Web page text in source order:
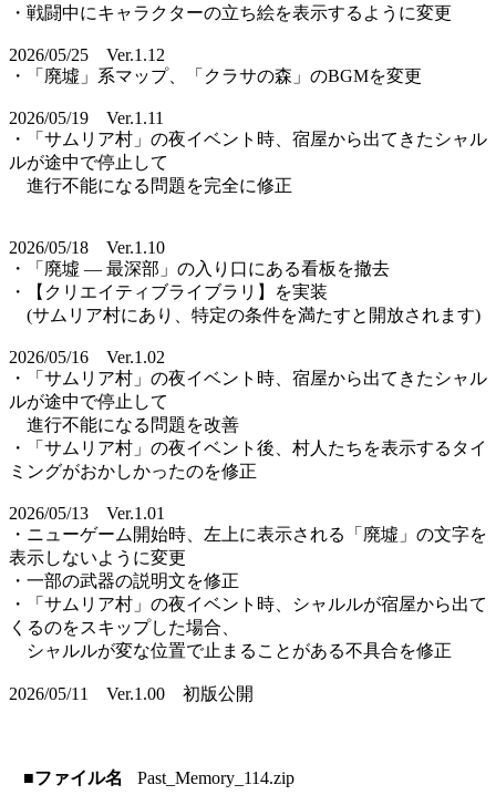
・戦闘中にキャラクターの立ち絵を表示するように変更
2026/05/25 Ver.1.12
・「廃墟」系マップ、「クラサの森」のBGMを変更
2026/05/19 Ver.1.11
・「サムリア村」の夜イベント時、宿屋から出てきたシャル
ルが途中で停止して
進行不能になる問題を完全に修正
2026/05/18 Ver.1.10
・「廃墟 ― 最深部」の入り口にある看板を撤去
・【クリエイティブライブラリ】を実装
(サムリア村にあり、特定の条件を満たすと開放されます)
2026/05/16 Ver.1.02
・「サムリア村」の夜イベント時、宿屋から出てきたシャル
ルが途中で停止して
進行不能になる問題を改善
・「サムリア村」の夜イベント後、村人たちを表示するタイ
ミングがおかしかったのを修正
2026/05/13 Ver.1.01
・ニューゲーム開始時、左上に表示される「廃墟」の文字を
表示しないように変更
・一部の武器の説明文を修正
・「サムリア村」の夜イベント時、シャルルが宿屋から出て
くるのをスキップした場合、
シャルルが変な位置で止まることがある不具合を修正
2026/05/11 Ver.1.00 初版公開
■ファイル名
Past_Memory_114.zip